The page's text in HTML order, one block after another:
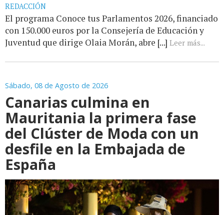
REDACCIÓN
El programa Conoce tus Parlamentos 2026, financiado
con 150.000 euros por la Consejería de Educación y
Juventud que dirige Olaia Morán, abre [...] Leer más...
Sábado, 08 de Agosto de 2026
Canarias culmina en
Mauritania la primera fase
del Clúster de Moda con un
desfile en la Embajada de
España